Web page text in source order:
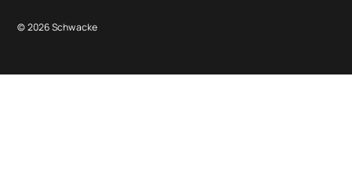
© 2026 Schwacke